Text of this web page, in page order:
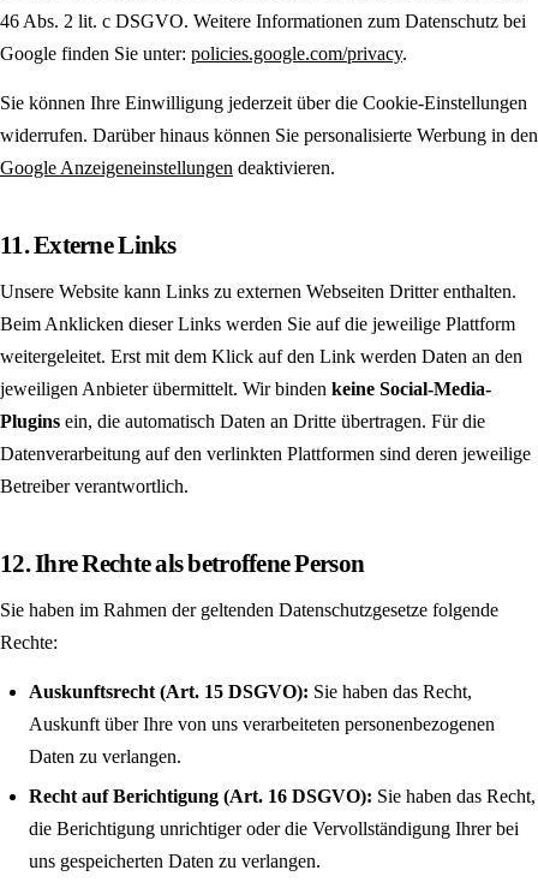
46 Abs. 2 lit. c DSGVO. Weitere Informationen zum Datenschutz bei
Google finden Sie unter: policies.google.com/privacy.
Sie können Ihre Einwilligung jederzeit über die Cookie-Einstellungen
widerrufen. Darüber hinaus können Sie personalisierte Werbung in den
Google Anzeigen­einstellungen deaktivieren.
11. Externe Links
Unsere Website kann Links zu externen Webseiten Dritter enthalten.
Beim Anklicken dieser Links werden Sie auf die jeweilige Plattform
weitergeleitet. Erst mit dem Klick auf den Link werden Daten an den
jeweiligen Anbieter übermittelt. Wir binden keine Social-Media-
Plugins ein, die automatisch Daten an Dritte übertragen. Für die
Datenverarbeitung auf den verlinkten Plattformen sind deren jeweilige
Betreiber verantwortlich.
12. Ihre Rechte als betroffene Person
Sie haben im Rahmen der geltenden Datenschutzgesetze folgende
Rechte:
Auskunftsrecht (Art. 15 DSGVO): Sie haben das Recht,
Auskunft über Ihre von uns verarbeiteten personenbezogenen
Daten zu verlangen.
Recht auf Berichtigung (Art. 16 DSGVO): Sie haben das Recht,
die Berichtigung unrichtiger oder die Vervollständigung Ihrer bei
uns gespeicherten Daten zu verlangen.